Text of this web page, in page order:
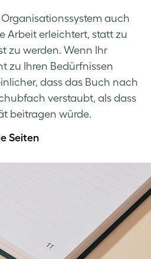
Organisationssystem auch
Arbeit erleichtert, statt zu
zu werden. Wenn Ihr
zu Ihren Bedürfnissen
dass das Buch nach
verstaubt, als dass
beitragen würde.
Seiten